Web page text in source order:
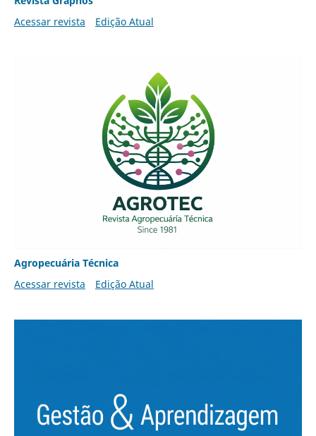
Acessar revista
Edição Atual
Agropecuária Técnica
Acessar revista
Edição Atual